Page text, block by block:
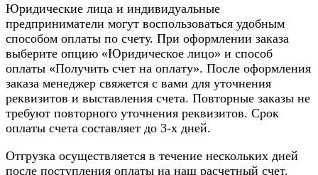
Юридические лица и индивидуальные
предприниматели могут воспользоваться удобным
способом оплаты по счету. При оформлении заказа
выберите опцию «Юридическое лицо» и способ
оплаты «Получить счет на оплату». После оформления
заказа менеджер свяжется с вами для уточнения
реквизитов и выставления счета. Повторные заказы не
требуют повторного уточнения реквизитов. Срок
оплаты счета составляет до 3-х дней.
Отгрузка осуществляется в течение нескольких дней
после поступления оплаты на наш расчетный счет.